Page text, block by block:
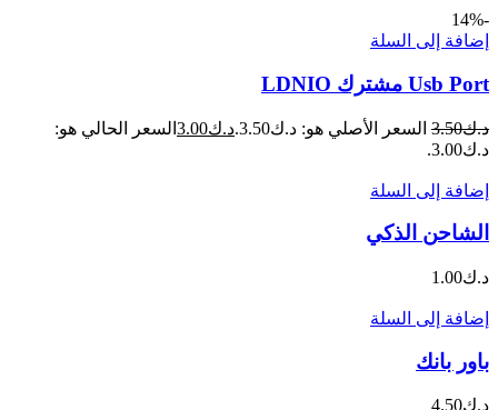
-14%
إضافة إلى السلة
Usb Port مشترك LDNIO
د.ك3.50 السعر الأصلي هو: د.ك3.50. د.ك3.00 السعر الحالي هو:
د.ك3.00.
إضافة إلى السلة
الشاحن الذكي
د.ك1.00
إضافة إلى السلة
باور بانك
د.ك4.50